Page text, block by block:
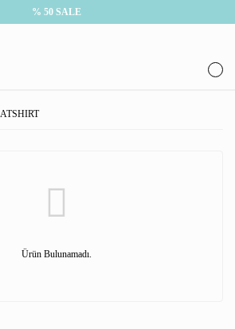
% 50 SALE
Ürün Bulunamadı.